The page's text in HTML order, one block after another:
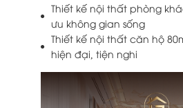
Thiết kế nội thất phòng
ưu không gian sống
Thiết kế nội thất căn hộ
hiện đại, tiện nghi